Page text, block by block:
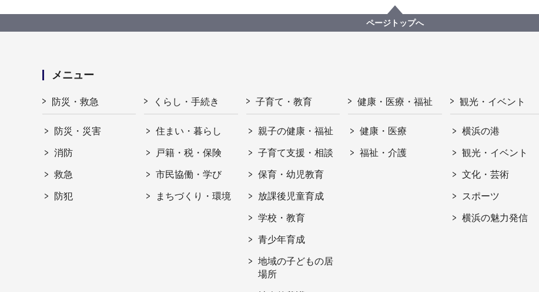
ページトップへ
メニュー
防災・救急
防災・災害
消防
救急
防犯
くらし・手続き
住まい・暮らし
戸籍・税・保険
市民協働・学び
まちづくり・環境
子育て・教育
親子の健康・福祉
子育て支援・相談
保育・幼児教育
放課後児童育成
学校・教育
青少年育成
地域の子どもの居
場所
健康・医療・福祉
健康・医療
福祉・介護
観光・イベント
横浜の港
観光・イベント
文化・芸術
スポーツ
横浜の魅力発信